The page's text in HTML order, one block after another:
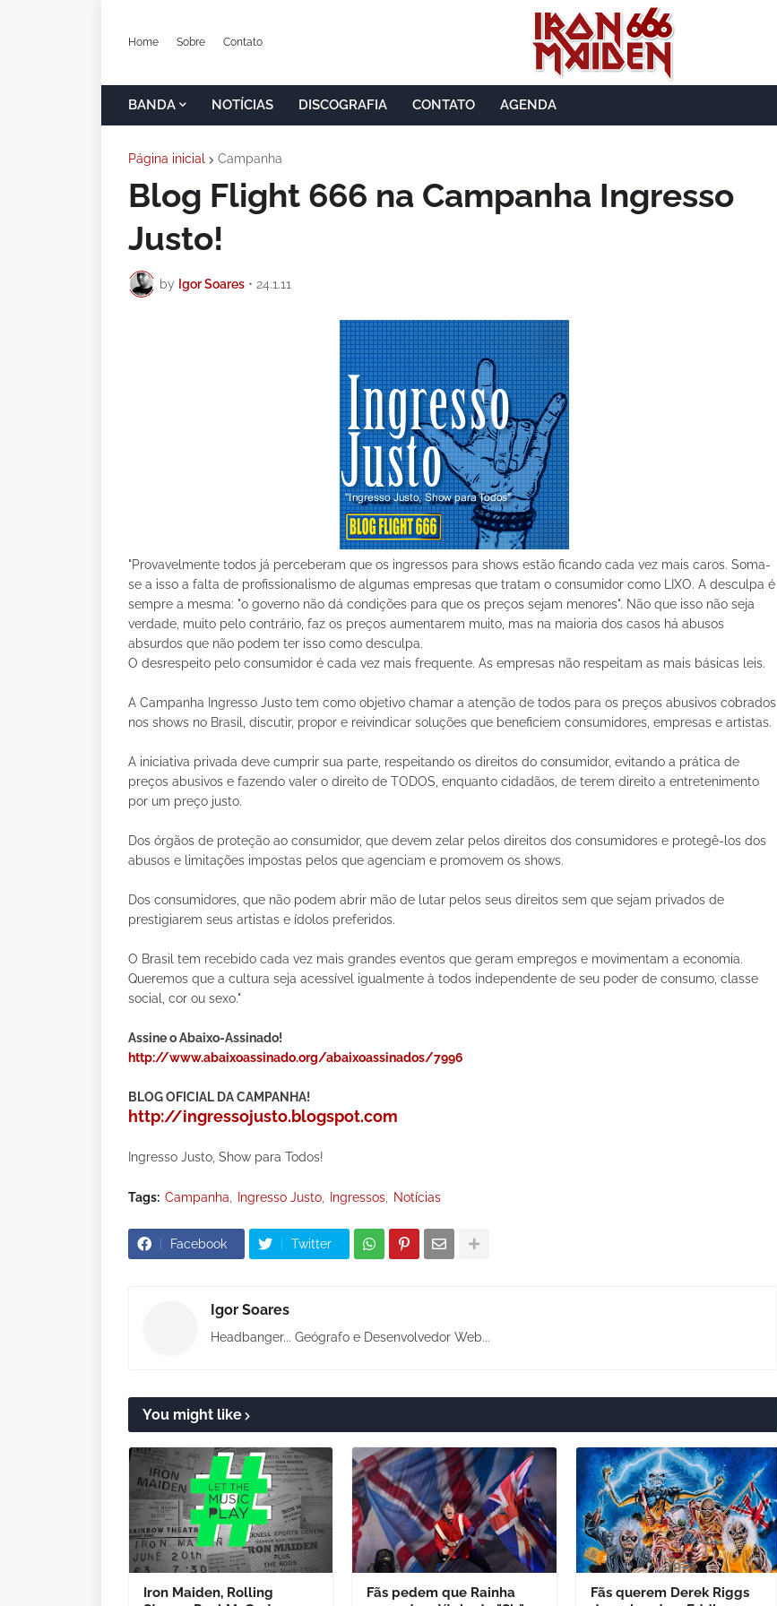
Home Sobre Contato
BANDA NOTÍCIAS DISCOGRAFIA CONTATO AGENDA
Página inicial Campanha
Blog Flight 666 na Campanha Ingresso
Justo!
by Igor Soares • 24.1.11
"Provavelmente todos já perceberam que os ingressos para shows estão ficando cada vez mais caros. Soma-
se a isso a falta de profissionalismo de algumas empresas que tratam o consumidor como LIXO. A desculpa é
sempre a mesma: "o governo não dá condições para que os preços sejam menores". Não que isso não seja
verdade, muito pelo contrário, faz os preços aumentarem muito, mas na maioria dos casos há abusos
absurdos que não podem ter isso como desculpa.
O desrespeito pelo consumidor é cada vez mais frequente. As empresas não respeitam as mais básicas leis.
A Campanha Ingresso Justo tem como objetivo chamar a atenção de todos para os preços abusivos cobrados
nos shows no Brasil, discutir, propor e reivindicar soluções que beneficiem consumidores, empresas e artistas.
A iniciativa privada deve cumprir sua parte, respeitando os direitos do consumidor, evitando a prática de
preços abusivos e fazendo valer o direito de TODOS, enquanto cidadãos, de terem direito a entretenimento
por um preço justo.
Dos órgãos de proteção ao consumidor, que devem zelar pelos direitos dos consumidores e protegê-los dos
abusos e limitações impostas pelos que agenciam e promovem os shows.
Dos consumidores, que não podem abrir mão de lutar pelos seus direitos sem que sejam privados de
prestigiarem seus artistas e ídolos preferidos.
O Brasil tem recebido cada vez mais grandes eventos que geram empregos e movimentam a economia.
Queremos que a cultura seja acessível igualmente à todos independente de seu poder de consumo, classe
social, cor ou sexo."
Assine o Abaixo-Assinado!
http://www.abaixoassinado.org/abaixoassinados/7996
BLOG OFICIAL DA CAMPANHA!
http://ingressojusto.blogspot.com
Ingresso Justo, Show para Todos!
Tags: Campanha Ingresso Justo Ingressos Notícias
Facebook Twitter
Igor Soares
Headbanger... Geógrafo e Desenvolvedor Web...
You might like
Iron Maiden, Rolling
Fãs pedem que Rainha
Fãs querem Derek Riggs